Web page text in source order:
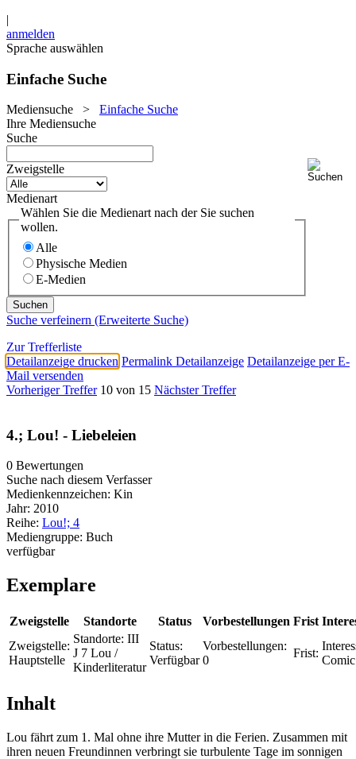
|
anmelden
Sprache auswählen
Einfache Suche
Mediensuche > Einfache Suche
Ihre Mediensuche
Suche
Zweigstelle
Medienart
Wählen Sie die Medienart nach der Sie suchen
wollen.
Alle
Physische Medien
E-Medien
Suche verfeinern (Erweiterte Suche)
Zur Trefferliste
Detailanzeige drucken Permalink Detailanzeige Detailanzeige per E-
Mail versenden
Vorheriger Treffer 10 von 15 Nächster Treffer
4.; Lou! - Liebeleien
0 Bewertungen
Suche nach diesem Verfasser
Medienkennzeichen: Kin
Jahr: 2010
Reihe: Lou!; 4
Mediengruppe: Buch
verfügbar
Exemplare
Zweigstelle Standorte Status Vorbestellungen Frist
Zweigstelle:
Hauptstelle
Standorte: III
J 7 Lou /
Kinderliteratur
Status:
Verfügbar
Vorbestellungen:
0
Frist:
Comic
Inhalt
Lou fährt zum 1. Mal ohne ihre Mutter in die Ferien. Zusammen mit
ihren neuen Freundinnen verbringt sie turbulente Tage im sonnigen